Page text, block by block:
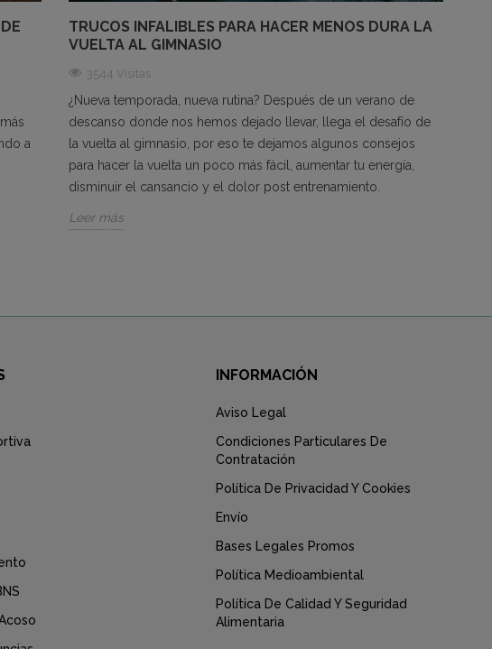
a
TRUCOS INFALIBLES PARA HACER MENOS DURA LA
VUELTA AL GIMNASIO
3544 Visitas
¿Nueva temporada, nueva rutina? Después de un verano de
descanso donde nos hemos dejado llevar, llega el desafío de
la vuelta al gimnasio, por eso te dejamos algunos consejos
para hacer la vuelta un poco más fácil, aumentar tu energía,
disminuir el cansancio y el dolor post entrenamiento.
Leer más
INFORMACIÓN
Aviso Legal
Condiciones Particulares De
Contratación
Política De Privacidad Y Cookies
Envío
Bases Legales Promos
Política Medioambiental
Política De Calidad Y Seguridad
Alimentaria